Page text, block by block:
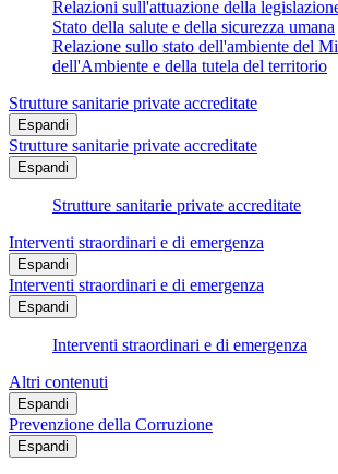
Relazioni sull'attuazione della
Stato della salute e della sicurezza umana
Relazione sullo stato dell'ambiente del
dell'Ambiente e della tutela del territorio
Strutture sanitarie private accreditate
Espandi
Strutture sanitarie private accreditate
Espandi
Strutture sanitarie private accreditate
Interventi straordinari e di emergenza
Espandi
Interventi straordinari e di emergenza
Espandi
Interventi straordinari e di emergenza
Altri contenuti
Espandi
Prevenzione della Corruzione
Espandi